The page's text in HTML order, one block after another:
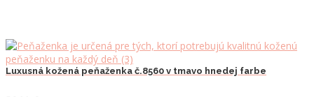
Luxusná kožená peňaženka č.8560 v tmavo hnedej farbe